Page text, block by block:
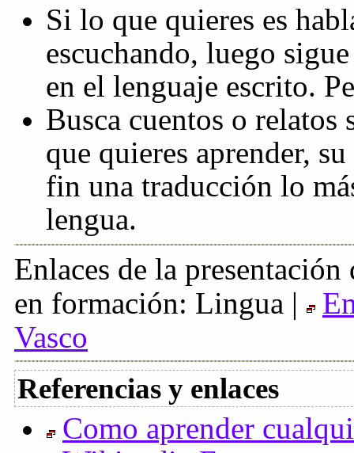
Si lo que quieres es
escuchando, luego
en el lenguaje escrito.
Busca cuentos o
que quieres aprender,
fin una traducción lo
lengua.
Enlaces de la
en formación: Lingua |
Vasco
Referencias y enlaces
Como aprender